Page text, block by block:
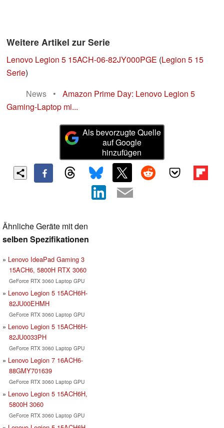
Weitere Artikel zur Serie
Lenovo Legion 5 15ACH-06-82JY000PGE (Legion 5 15
Serie)
News
•
Amazon Prime Day: Lenovo Legion 5
Gaming-Laptop mi...
Als bevorzugte Quelle
auf Google
hinzufügen
Ähnliche Geräte mit den
selben Spezifikationen
Lenovo IdeaPad Gaming 3
15ACH6, 5800H RTX 3060
GeForce RTX 3060 Laptop GPU
Lenovo Legion 5 15ACH6H-
82JU00EHMH
GeForce RTX 3060 Laptop GPU
Lenovo Legion 5 15ACH6H-
82JU0033PH
GeForce RTX 3060 Laptop GPU
Lenovo Legion 7 16ACH6-
88GMY701639
GeForce RTX 3060 Laptop GPU
Lenovo Legion 5 15ACH6H,
5800H 3060
GeForce RTX 3060 Laptop GPU